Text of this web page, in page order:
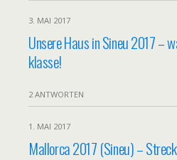
3. MAI 2017
Unsere Haus in Sineu 2017 –
klasse!
2 ANTWORTEN
1. MAI 2017
Mallorca 2017 (Sineu) –